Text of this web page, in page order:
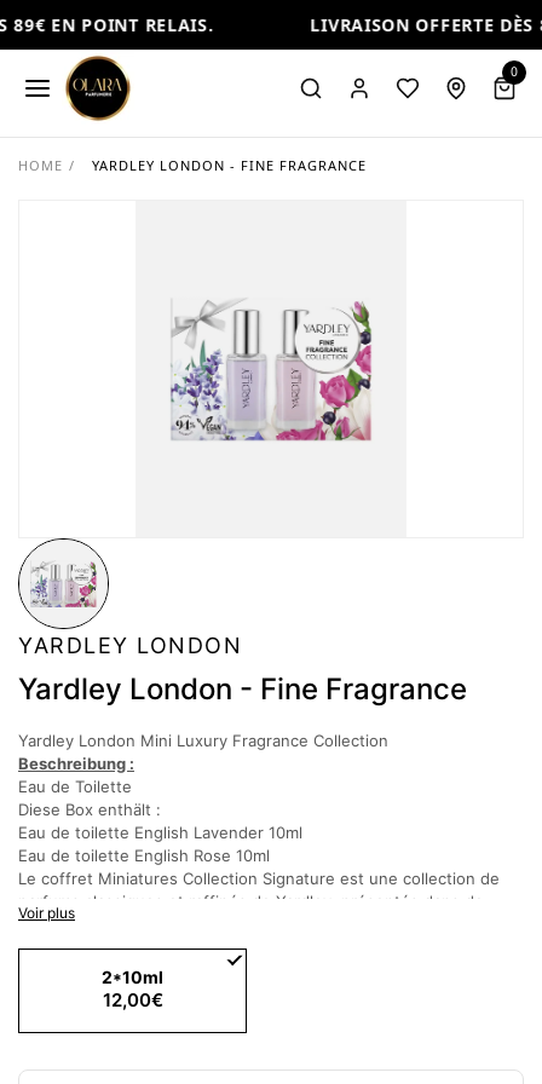
EN POINT RELAIS. LIVRAISON OFFERTE DÈS
0
HOME / YARDLEY LONDON - FINE FRAGRANCE
YARDLEY LONDON
Yardley London - Fine Fragrance
Yardley London Mini Luxury Fragrance Collection
Beschreibung :
Eau de Toilette
Diese Box enthält :
Eau de toilette English Lavender 10ml
Eau de toilette English Rose 10ml
Le coffret Miniatures Collection Signature est une collection de
parfums classiques et raffinés de Yardley, présentés dans de
charmants flacons miniatures.
Ce coffret célèbre l'héritage et la sophistication des parfums
intemporels de Yardley, avec des fragrances florales délicates qui
sont appréciées depuis des générations.
Parfaites pour offrir ou pour voyager, ces miniatures sont idéales
pour tous ceux qui apprécient les parfums élégants et classiques
Voir plus
2*10ml
12,00€